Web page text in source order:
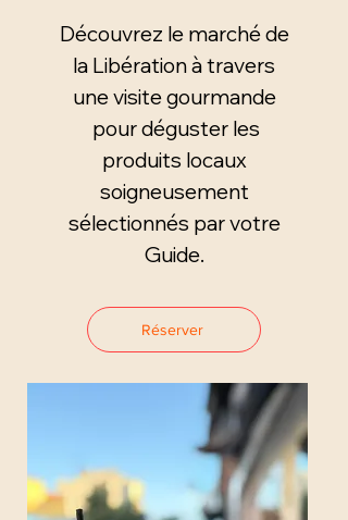
Découvrez le marché de
la Libération à travers
une visite gourmande
pour déguster les
produits locaux
soigneusement
sélectionnés par votre
Guide.
Réserver